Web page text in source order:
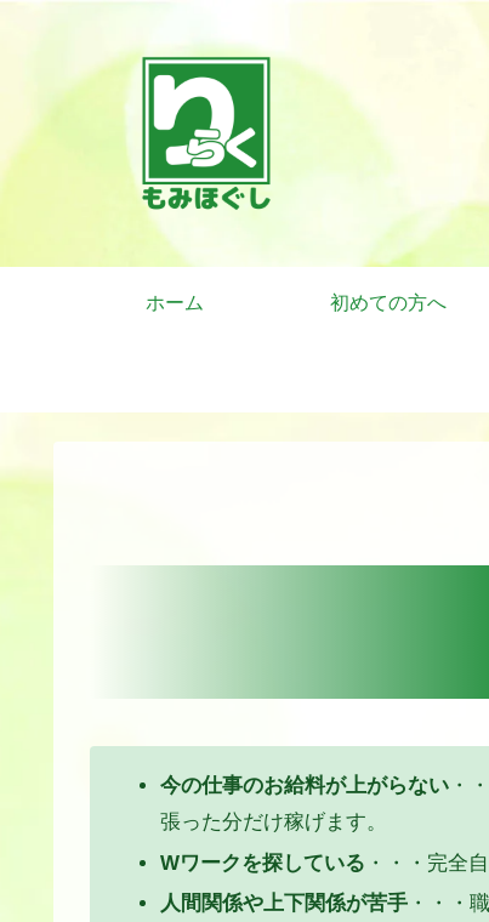
ホーム 初めての方へ
今の仕事のお給料が上がらない ・
張った分だけ稼げます。
Wワークを探している ・・・完全
人間関係や上下関係が苦手 ・・・